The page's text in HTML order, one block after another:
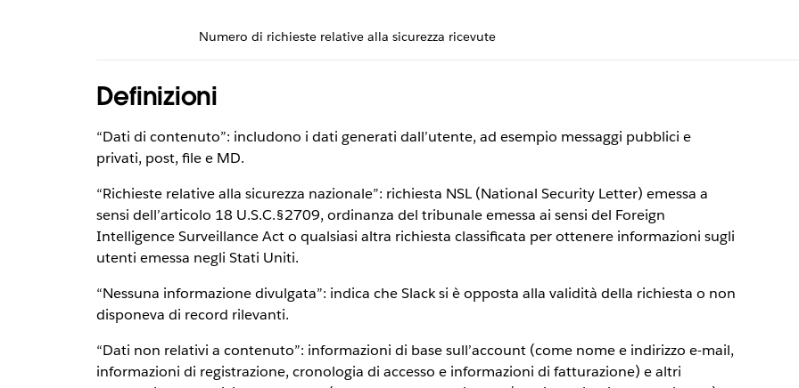
Numero di richieste relative alla sicurezza ricevute
Definizioni
“Dati di contenuto”: includono i dati generati dall’utente, ad esempio messaggi pubblici e
privati, post, file e MD.
“Richieste relative alla sicurezza nazionale”: richiesta NSL (National Security Letter) emessa a
sensi dell’articolo 18 U.S.C.§2709, ordinanza del tribunale emessa ai sensi del Foreign
Intelligence Surveillance Act o qualsiasi altra richiesta classificata per ottenere informazioni sugli
utenti emessa negli Stati Uniti.
“Nessuna informazione divulgata”: indica che Slack si è opposta alla validità della richiesta o non
disponeva di record rilevanti.
“Dati non relativi a contenuto”: informazioni di base sull’account (come nome e indirizzo e-mail,
informazioni di registrazione, cronologia di accesso e informazioni di fatturazione) e altri